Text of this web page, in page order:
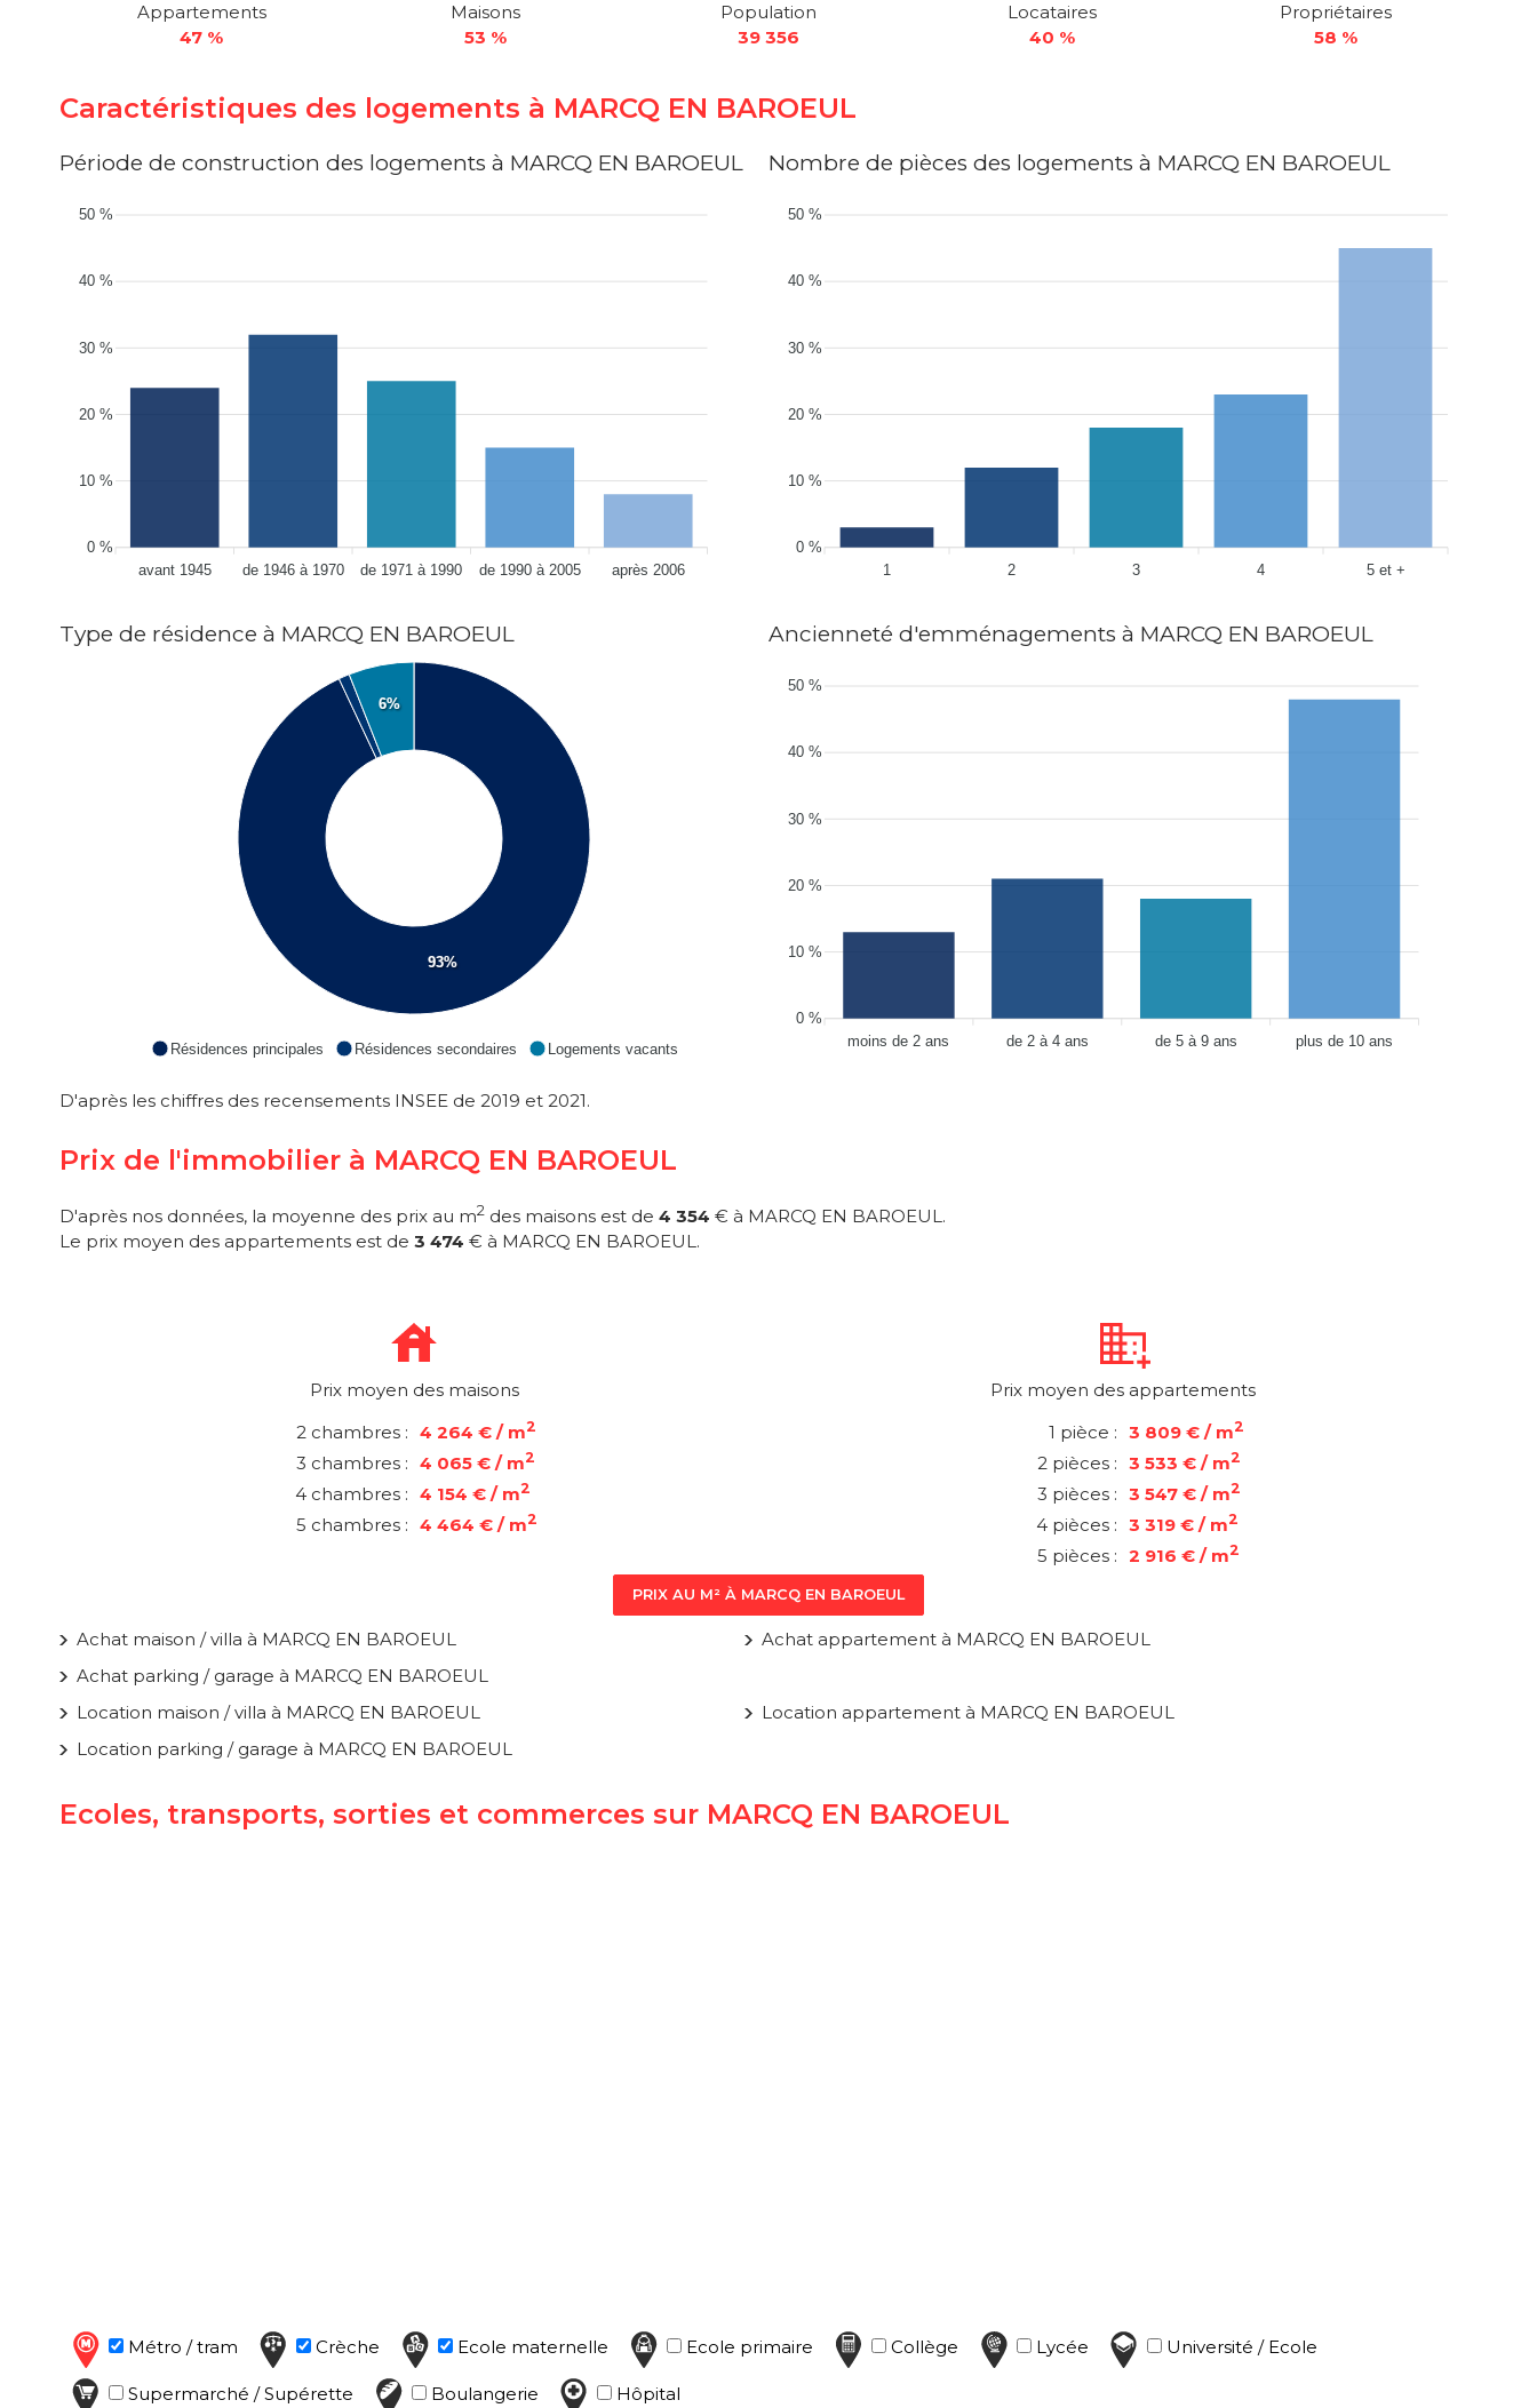
Appartements
47 %
Maisons
53 %
Population
39 356
Locataires
40 %
Propriétaires
58 %
Caractéristiques des logements à MARCQ EN BAROEUL
Période de construction des logements à MARCQ EN BAROEUL
50 %
40 %
30 %
20 %
10 %
0 %
avant 1945
de 1946 à 1970 de 1971 à 1990 de 1990 à 2005 après 2006
Nombre de pièces des logements à MARCQ EN BAROEUL
50 %
40 %
30 %
20 %
10 %
0 %
1
2 3 4 5 et +
Type de résidence à MARCQ EN BAROEUL
93%
6%
Résidences principales Résidences secondaires Logements vacants
Ancienneté d'emménagements à MARCQ EN BAROEUL
50 %
40 %
30 %
20 %
10 %
0 %
moins de 2 ans
de 2 à 4 ans de 5 à 9 ans plus de 10 ans
D'après les chiffres des recensements INSEE de 2019 et 2021.
Prix de l'immobilier à MARCQ EN BAROEUL
D'après nos données, la moyenne des prix au m2 des maisons est de 4 354 € à MARCQ EN BAROEUL.
Le prix moyen des appartements est de 3 474 € à MARCQ EN BAROEUL.
Prix moyen des maisons
2 chambres : 4 264 € / m2
3 chambres : 4 065 € / m2
4 chambres : 4 154 € / m2
5 chambres : 4 464 € / m2
Prix moyen des appartements
1 pièce : 3 809 € / m2
2 pièces : 3 533 € / m2
3 pièces : 3 547 € / m2
4 pièces : 3 319 € / m2
5 pièces : 2 916 € / m2
PRIX AU M² À MARCQ EN BAROEUL
Achat maison / villa à MARCQ EN BAROEUL
Achat appartement à MARCQ EN BAROEUL
Achat parking / garage à MARCQ EN BAROEUL
Location maison / villa à MARCQ EN BAROEUL
Location appartement à MARCQ EN BAROEUL
Location parking / garage à MARCQ EN BAROEUL
Ecoles, transports, sorties et commerces sur MARCQ EN BAROEUL
Métro / tram Crèche Ecole maternelle Ecole primaire Collège Lycée Université / Ecole
Supermarché / Supérette Boulangerie Hôpital